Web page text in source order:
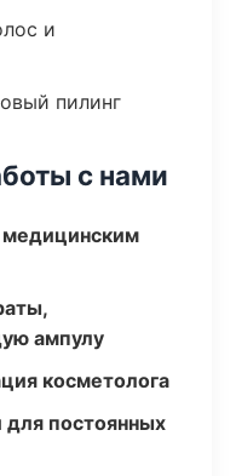
и
пилинг
с нами
медицинским
ампулу
косметолога
для постоянных